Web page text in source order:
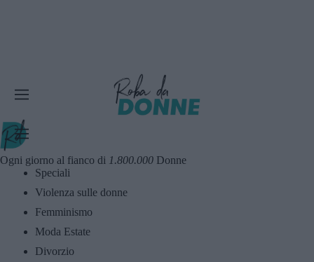
Ogni giorno al fianco di 1.800.000 Donne
Speciali
Violenza sulle donne
Femminismo
Moda Estate
Divorzio